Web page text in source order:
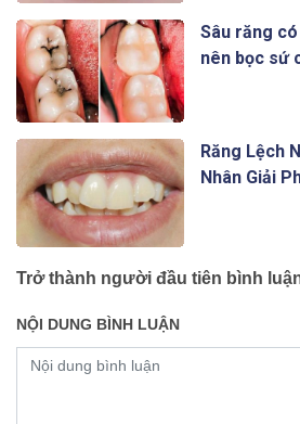
Sâu răng
nên bọc sứ
Răng Lệch
Nhân Giải
Trở thành người đầu tiên bình
NỘI DUNG BÌNH LUẬN